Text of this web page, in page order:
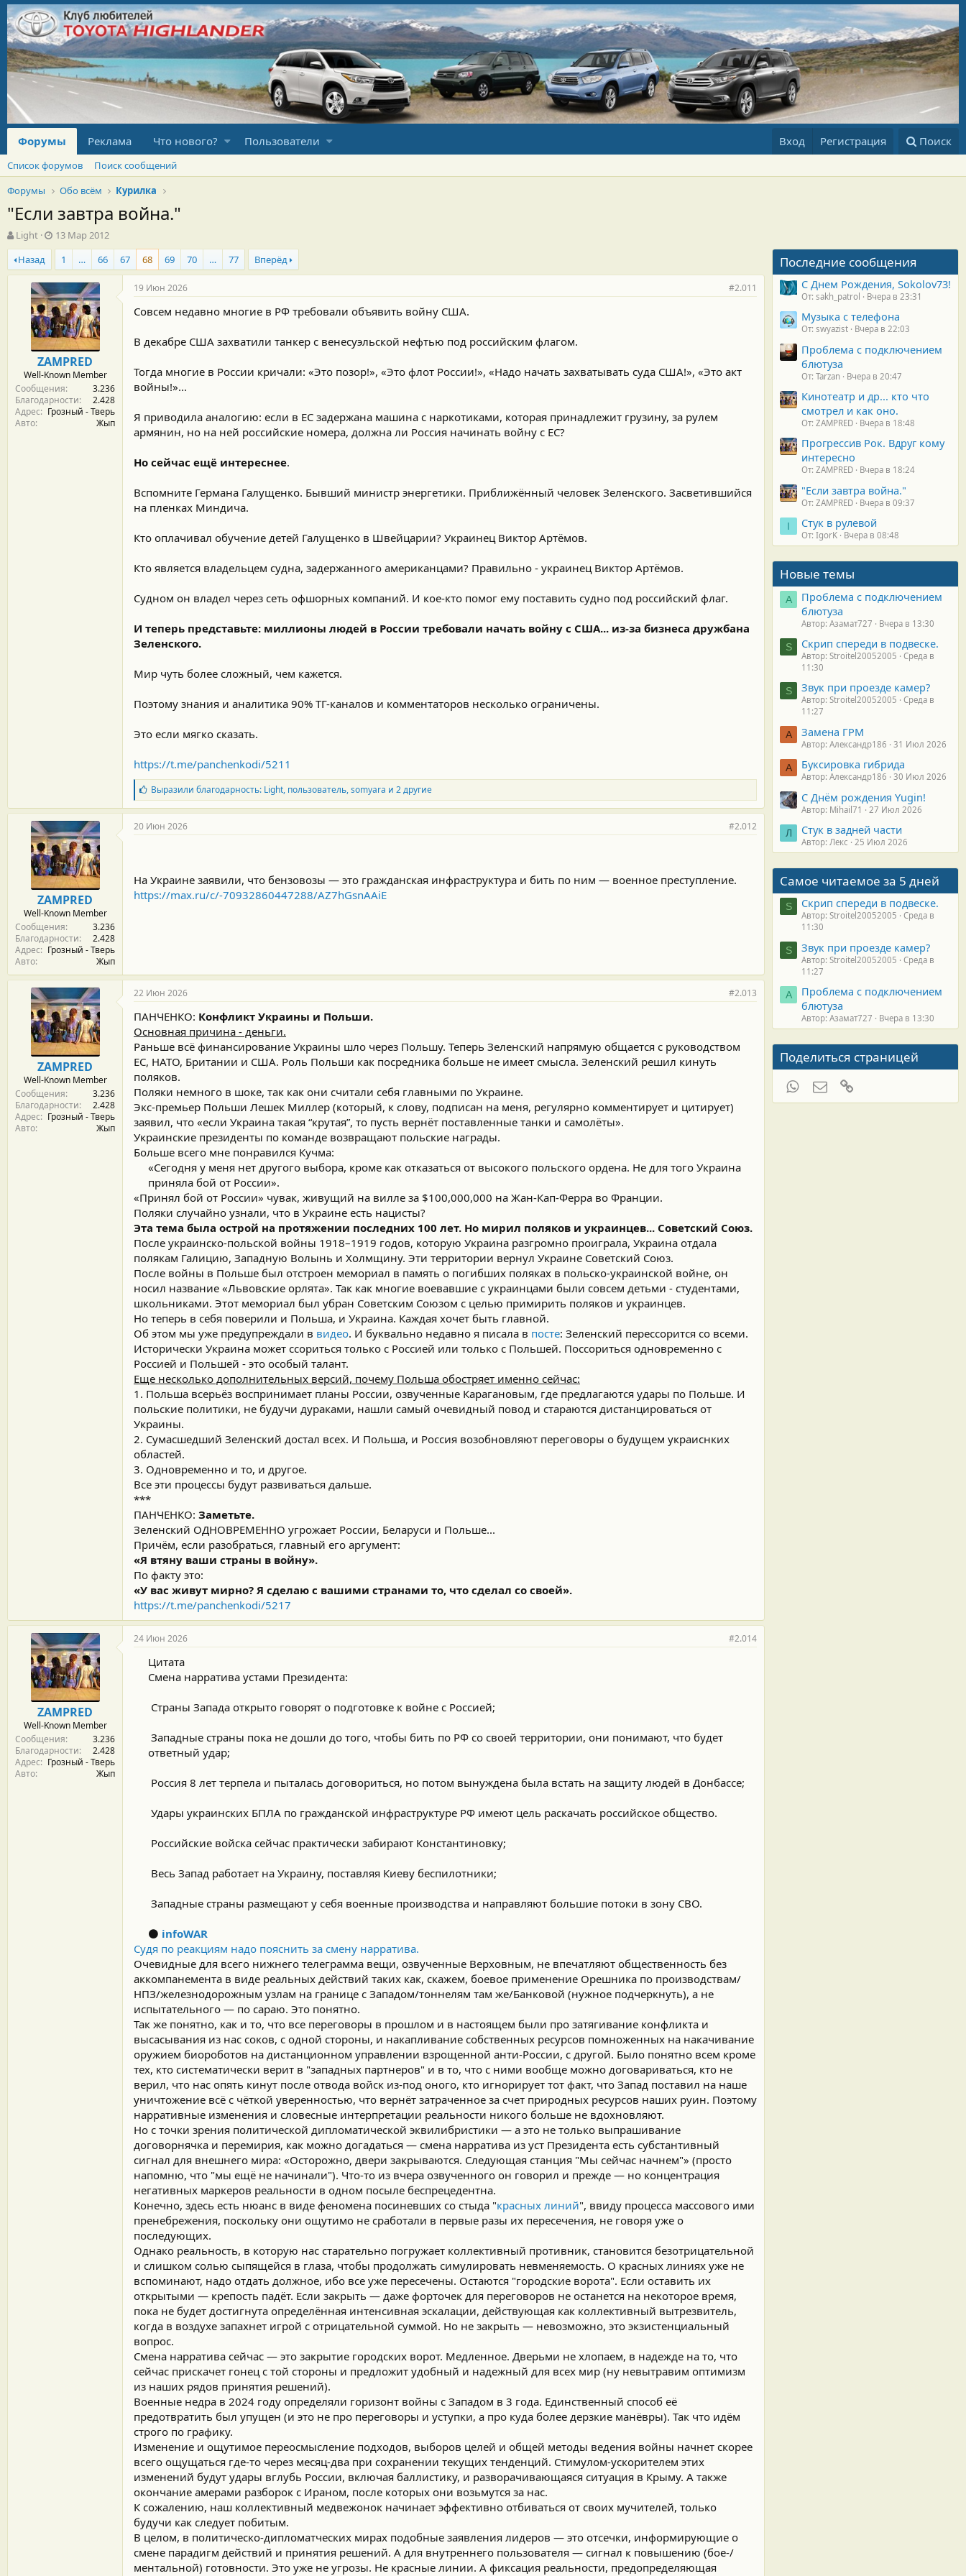
Форумы Реклама Что нового? Пользователи Вход Регистрация Поиск
Список форумов
Поиск сообщений
Форумы
Обо всём Курилка
"Если завтра война."
А
в
т
о
Light
Д
а
а
н
а
ч
а
л
а
13 Мар 2012
Назад
1 … 66 67 68 69 70 … 77 Вперёд
ZAMPRED
Well-Known Member
Сообщения
3.236
Благодарности
2.428
Адрес
Грозный - Тверь
Авто
Жып
19 Июн 2026 #2.011
Совсем недавно многие в РФ требовали объявить войну США.
В декабре США захватили танкер с венесуэльской нефтью под российским флагом.
Тогда многие в России кричали: «Это позор!», «Это флот России!», «Надо начать захватывать суда США!», «Это акт
войны!»...
Я приводила аналогию: если в ЕС задержана машина с наркотиками, которая принадлежит грузину, за рулем
армянин, но на ней российские номера, должна ли Россия начинать войну с ЕС?
Но сейчас ещё интереснее.
Вспомните Германа Галущенко. Бывший министр энергетики. Приближённый человек Зеленского. Засветившийся
на пленках Миндича.
Кто оплачивал обучение детей Галущенко в Швейцарии? Украинец Виктор Артёмов.
Кто является владельцем судна, задержанного американцами? Правильно - украинец Виктор Артёмов.
Судном он владел через сеть офшорных компаний. И кое-кто помог ему поставить судно под российский флаг.
И теперь представьте: миллионы людей в России требовали начать войну с США... из-за бизнеса дружбана
Зеленского.
Мир чуть более сложный, чем кажется.
Поэтому знания и аналитика 90% ТГ-каналов и комментаторов несколько ограничены.
Это если мягко сказать.
https://t.me/panchenkodi/5211
Б
л
а
г
о
н
о
Выразили благодарность: Light, пользователь,somyara и 2 другие
ZAMPRED
Well-Known Member
Сообщения
3.236
Благодарности
2.428
Адрес
Грозный - Тверь
Авто
Жып
20 Июн 2026 #2.012
На Украине заявили, что бензовозы — это гражданская инфраструктура и бить по ним — военное преступление.
https://max.ru/c/-70932860447288/AZ7hGsnAAiE
ZAMPRED
Well-Known Member
Сообщения
3.236
Благодарности
2.428
Адрес
Грозный - Тверь
Авто
Жып
22 Июн 2026 #2.013
ПАНЧЕНКО: Конфликт Украины и Польши.
Основная причина - деньги.
Раньше всё финансирование Украины шло через Польшу. Теперь Зеленский напрямую общается с руководством
ЕС, НАТО, Британии и США. Роль Польши как посредника больше не имеет смысла. Зеленский решил кинуть
поляков.
Поляки немного в шоке, так как они считали себя главными по Украине.
Экс-премьер Польши Лешек Миллер (который, к слову, подписан на меня, регулярно комментирует и цитирует)
заявил, что «если Украина такая “крутая”, то пусть вернёт поставленные танки и самолёты».
Украинские президенты по команде возвращают польские награды.
Больше всего мне понравился Кучма:
«Сегодня у меня нет другого выбора, кроме как отказаться от высокого польского ордена. Не для того Украина
приняла бой от России».​
«Принял бой от России» чувак, живущий на вилле за $100,000,000 на Жан-Кап-Ферра во Франции.
Поляки случайно узнали, что в Украине есть нацисты?
Эта тема была острой на протяжении последних 100 лет. Но мирил поляков и украинцев... Советский Союз.
После украинско-польской войны 1918–1919 годов, которую Украина разгромно проиграла, Украина отдала
полякам Галицию, Западную Волынь и Холмщину. Эти территории вернул Украине Советский Союз.
После войны в Польше был отстроен мемориал в память о погибших поляках в польско-украинской войне, он
носил название «Львовские орлята». Так как многие воевавшие с украинцами были совсем детьми - студентами,
школьниками. Этот мемориал был убран Советским Союзом с целью примирить поляков и украинцев.
Но теперь в себя поверили и Польша, и Украина. Каждая хочет быть главной.
Об этом мы уже предупреждали в видео. И буквально недавно я писала в посте: Зеленский перессорится со всеми.
Исторически Украина может ссориться только с Россией или только с Польшей. Поссориться одновременно с
Россией и Польшей - это особый талант.
Еще несколько дополнительных версий, почему Польша обостряет именно сейчас:
1. Польша всерьёз воспринимает планы России, озвученные Карагановым, где предлагаются удары по Польше. И
польские политики, не будучи дураками, нашли самый очевидный повод и стараются дистанцироваться от
Украины.
2. Сумасшедший Зеленский достал всех. И Польша, и Россия возобновляют переговоры о будущем украиснких
областей.
3. Одновременно и то, и другое.
Все эти процессы будут развиваться дальше.
***
ПАНЧЕНКО: Заметьте.
Зеленский ОДНОВРЕМЕННО угрожает России, Беларуси и Польше...
Причём, если разобраться, главный его аргумент:
«Я втяну ваши страны в войну».
По факту это:
«У вас живут мирно? Я сделаю с вашими странами то, что сделал со своей».
https://t.me/panchenkodi/5217
ZAMPRED
Well-Known Member
Сообщения
3.236
Благодарности
2.428
Адрес
Грозный - Тверь
Авто
Жып
24 Июн 2026 #2.014
Цитата
Смена нарратива устами Президента:
️ Cтраны Запада открыто говорят о подготовке к войне с Россией;
️ Западные страны пока не дошли до того, чтобы бить по РФ со своей территории, они понимают, что будет
ответный удар;
️ Россия 8 лет терпела и пыталась договориться, но потом вынуждена была встать на защиту людей в Донбассе;
️ Удары украинских БПЛА по гражданской инфраструктуре РФ имеют цель раскачать российское общество.
️ Российские войска сейчас практически забирают Константиновку;
️ Весь Запад работает на Украину, поставляя Киеву беспилотники;
️ Западные страны размещают у себя военные производства и направляют большие потоки в зону СВО.
⚫️ infoWAR
Судя по реакциям надо пояснить за смену нарратива.
Очевидные для всего нижнего телеграмма вещи, озвученные Верховным, не впечатляют общественность без
аккомпанемента в виде реальных действий таких как, скажем, боевое применение Орешника по производствам/
НПЗ/железнодорожным узлам на границе с Западом/тоннелям там же/Банковой (нужное подчеркнуть), а не
испытательного — по сараю. Это понятно.
Так же понятно, как и то, что все переговоры в прошлом и в настоящем были про затягивание конфликта и
высасывания из нас соков, с одной стороны, и накапливание собственных ресурсов помноженных на накачивание
оружием биороботов на дистанционном управлении взрощенной анти-России, с другой. Было понятно всем кроме
тех, кто систематически верит в "западных партнеров" и в то, что с ними вообще можно договариваться, кто не
верил, что нас опять кинут после отвода войск из-под оного, кто игнорирует тот факт, что Запад поставил на наше
уничтожение всё с чёткой уверенностью, что вернёт затраченное за счет природных ресурсов наших руин. Поэтому
нарративные изменения и словесные интерпретации реальности никого больше не вдохновляют.
Но с точки зрения политической дипломатической эквилибристики — а это не только выпрашивание
договорнячка и перемирия, как можно догадаться — смена нарратива из уст Президента есть субстантивный
сигнал для внешнего мира: «Осторожно, двери закрываются. Следующая станция "Мы сейчас начнем"» (просто
напомню, что "мы ещё не начинали"). Что-то из вчера озвученного он говорил и прежде — но концентрация
негативных маркеров реальности в одном посыле беспрецедентна.
Конечно, здесь есть нюанс в виде феномена посиневших со стыда "красных линий", ввиду процесса массового ими
пренебрежения, поскольку они ощутимо не сработали в первые разы их пересечения, не говоря уже о
последующих.
Однако реальность, в которую нас старательно погружает коллективный противник, становится безотрицательной
и слишком солью сыпящейся в глаза, чтобы продолжать симулировать невменяемость. О красных линиях уже не
вспоминают, надо отдать должное, ибо все уже пересечены. Остаются "городские ворота". Если оставить их
открытыми — крепость падёт. Если закрыть — даже форточек для переговоров не останется на некоторое время,
пока не будет достигнута определённая интенсивная эскалации, действующая как коллективный вытрезвитель,
когда в воздухе запахнет игрой с отрицательной суммой. Но не закрыть — невозможно, это экзистенциальный
вопрос.
Смена нарратива сейчас — это закрытие городских ворот. Медленное. Дверьми не хлопаем, в надежде на то, что
сейчас прискачет гонец с той стороны и предложит удобный и надежный для всех мир (ну невытравим оптимизм
из наших рядов принятия решений).
Военные недра в 2024 году определяли горизонт войны с Западом в 3 года. Единственный способ её
предотвратить был упущен (и это не про переговоры и уступки, а про куда более дерзкие манёвры). Так что идём
строго по графику.
Изменение и ощутимое переосмысление подходов, выборов целей и общей методы ведения войны начнет скорее
всего ощущаться где-то через месяц-два при сохранении текущих тенденций. Стимулом-ускорителем этих
изменений будут удары вглубь России, включая баллистику, и разворачивающаяся ситуация в Крыму. А также
окончание амерами разборок с Ираном, после которых они возьмутся за нас.
К сожалению, наш коллективный медвежонок начинает эффективно отбиваться от своих мучителей, только
будучи как следует побитым.
В целом, в политическо-дипломатческих мирах подобные заявления лидеров — это отсечки, информирующие о
смене парадигм действий и принятия решений. А для внутреннего пользователя — сигнал к повышению (бое-/
ментальной) готовности. Это уже не угрозы. Не красные линии. А фиксация реальности, предопределяющая
Последние сообщения
С Днем Рождения, Sokolov73!
От: sakh_patrol Вчера в 23:31
Музыка с телефона
От: swyazist Вчера в 22:03
Проблема с подключением
блютуза
От: Tarzan Вчера в 20:47
Кинотеатр и др... кто что
смотрел и как оно.
От: ZAMPRED Вчера в 18:48
Прогрессив Рок. Вдруг кому
интересно
От: ZAMPRED Вчера в 18:24
"Если завтра война."
От: ZAMPRED Вчера в 09:37
I Стук в рулевой
От: IgorK Вчера в 08:48
Новые темы
А
Проблема с подключением
блютуза
Автор: Азамат727 Вчера в 13:30
S Скрип спереди в подвеске.
Автор: Stroitel20052005
Среда в
11:30
S Звук при проезде камер?
Автор: Stroitel20052005
Среда в
11:27
А Замена ГРМ
Автор: Александр186 31 Июл 2026
А Буксировка гибрида
Автор: Александр186 30 Июл 2026
С Днём рождения Yugin!
Автор: Mihail71 27 Июл 2026
Л Стук в задней части
Автор: Лекс 25 Июл 2026
Самое читаемое за 5 дней
S Скрип спереди в подвеске.
Автор: Stroitel20052005
Среда в
11:30
S Звук при проезде камер?
Автор: Stroitel20052005
Среда в
11:27
А
Проблема с подключением
блютуза
Автор: Азамат727 Вчера в 13:30
Поделиться страницей
WhatsAppЭлектронная почта